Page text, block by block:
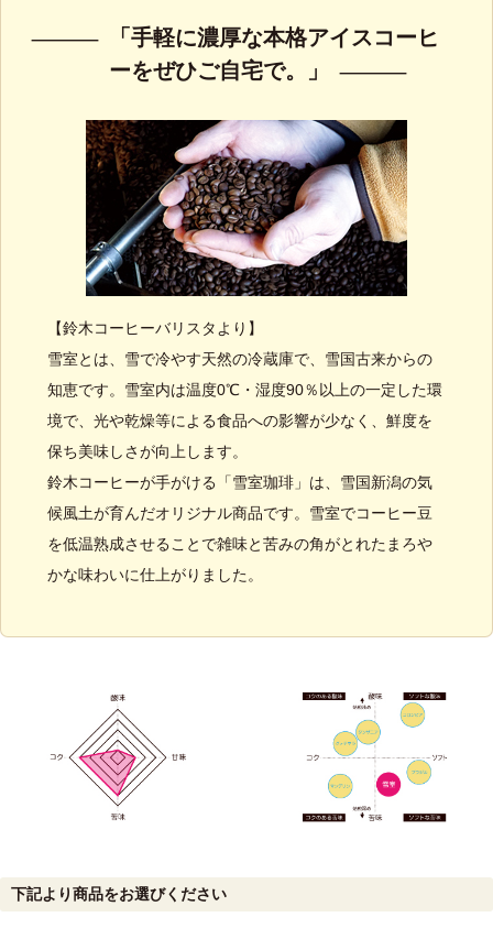
「手軽に濃厚な本格アイスコーヒ
ーをぜひご自宅で。」
【鈴木コーヒーバリスタより】
雪室とは、雪で冷やす天然の冷蔵庫で、雪国古来からの
知恵です。雪室内は温度0℃・湿度90％以上の一定した環
境で、光や乾燥等による食品への影響が少なく、鮮度を
保ち美味しさが向上します。
鈴木コーヒーが手がける「雪室珈琲」は、雪国新潟の気
候風土が育んだオリジナル商品です。雪室でコーヒー豆
を低温熟成させることで雑味と苦みの角がとれたまろや
かな味わいに仕上がりました。
下記より商品をお選びください